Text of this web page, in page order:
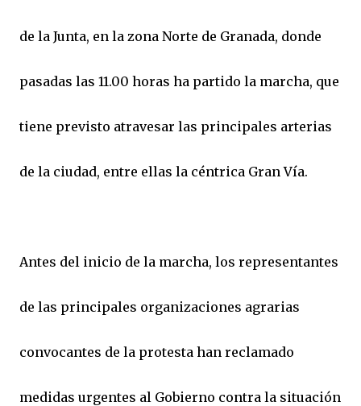
de la Junta, en la zona Norte de Granada, donde
pasadas las 11.00 horas ha partido la marcha, que
tiene previsto atravesar las principales arterias
de la ciudad, entre ellas la céntrica Gran Vía.
Antes del inicio de la marcha, los representantes
de las principales organizaciones agrarias
convocantes de la protesta han reclamado
medidas urgentes al Gobierno contra la situación